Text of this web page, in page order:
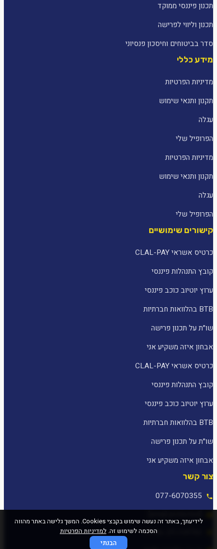
תכנון פיננסי ממוקד
תכנון וליווי לפרישה
סדר בביטוחים וחיסכון פנסיוני
מידע כללי
מדיניות הפרטיות
תקנון ותנאי שימוש
עגלה
הפרופיל שלי
מדיניות הפרטיות
תקנון ותנאי שימוש
עגלה
הפרופיל שלי
קישורים שימושיים
כרטיס אשראי CLAL-PAY
קובץ התנהלות פיננסי
ערוץ יוטיוב כוכב פיננסי
BTB בהלוואות חברתיות
שו״ת על תכנון פרישה
אבחון איזה משקיע אני
כרטיס אשראי CLAL-PAY
קובץ התנהלות פיננסי
ערוץ יוטיוב כוכב פיננסי
BTB בהלוואות חברתיות
שו״ת על תכנון פרישה
אבחון איזה משקיע אני
צור קשר
077-6070355
לידיעתך, באתר זה נעשה שימוש בקבצי Cookies. המשך גלישה באתר מהווה
הסכמה לשימוש זה.למדיניות הפרטיות
הבנתי